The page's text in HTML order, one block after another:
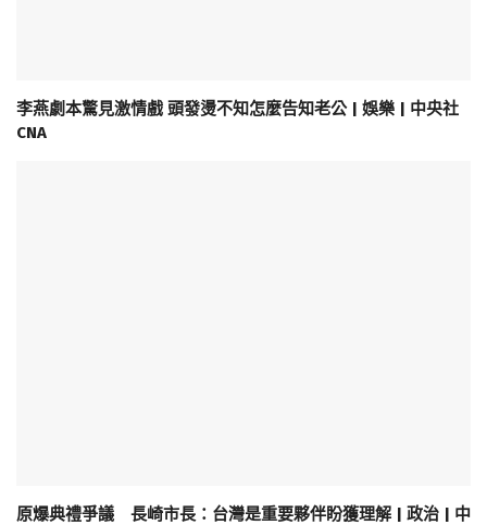
李燕劇本驚見激情戲 頭發燙不知怎麼告知老公 | 娛樂 | 中央社
CNA
原爆典禮爭議 長崎市長：台灣是重要夥伴盼獲理解 | 政治 | 中